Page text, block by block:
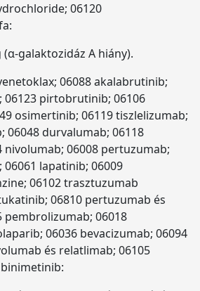
06120
galaktozidáz A hiány).
06088 akalabrutinib;
06123 pirtobrutinib; 06106
osimertinib; 06119 tiszlelizumab;
06048 durvalumab; 06118
nivolumab; 06008 pertuzumab;
lapatinib; 06009
06102 trasztuzumab
06810 pertuzumab és
pembrolizumab; 06018
06036 bevacizumab; 06094
és relatlimab; 06105